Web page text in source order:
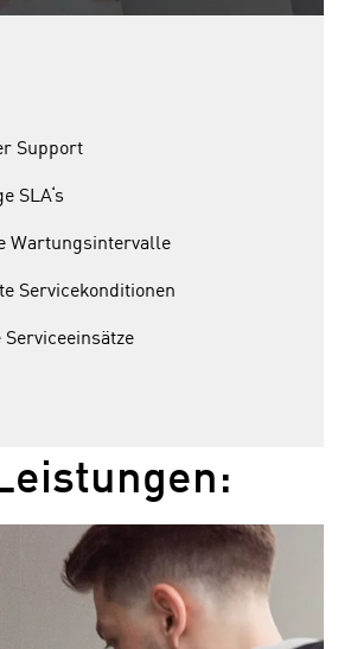
Support
SLA‘s
Wartungsintervalle
Servicekonditionen